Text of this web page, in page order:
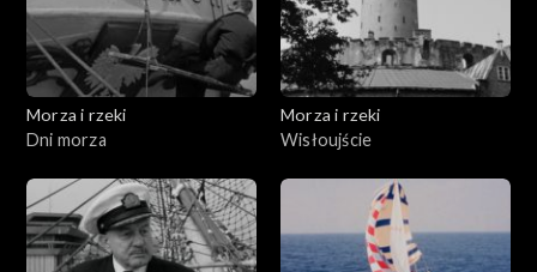
Morza i rzeki
Dni morza
Morza i rzeki
Wisłoujście